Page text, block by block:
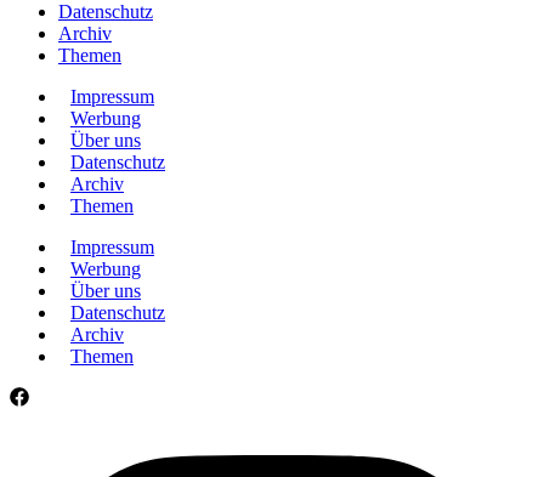
Datenschutz
Archiv
Themen
Impressum
Werbung
Über uns
Datenschutz
Archiv
Themen
Impressum
Werbung
Über uns
Datenschutz
Archiv
Themen